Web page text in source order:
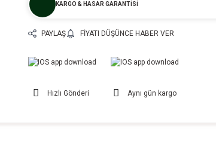
KARGO & HASAR GARANTİSİ
PAYLAŞ FIYATI DÜŞÜNCE HABER VER
Hızlı Gönderi Aynı gün kargo